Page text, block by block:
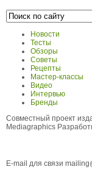
Новости
Тесты
Обзоры
Советы
Рецепты
Мастер-классы
Видео
Интервью
Бренды
Совместный проект
Mediagraphics
E-mail для связи